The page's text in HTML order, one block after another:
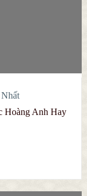
Hoàng Anh Hay